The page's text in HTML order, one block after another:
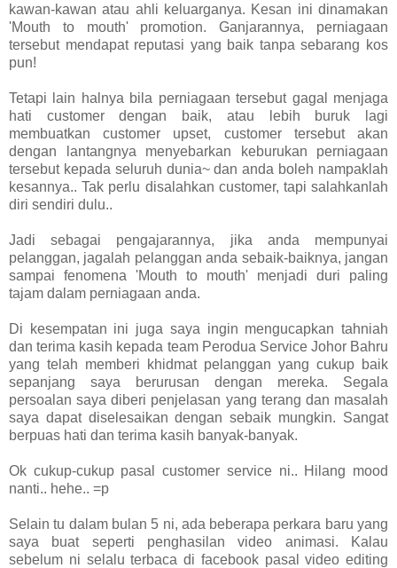
kawan-kawan atau ahli keluarganya. Kesan ini dinamakan
'Mouth to mouth' promotion. Ganjarannya, perniagaan
tersebut mendapat reputasi yang baik tanpa sebarang kos
pun!
Tetapi lain halnya bila perniagaan tersebut gagal menjaga
hati customer dengan baik, atau lebih buruk lagi
membuatkan customer upset, customer tersebut akan
dengan lantangnya menyebarkan keburukan perniagaan
tersebut kepada seluruh dunia~ dan anda boleh nampaklah
kesannya.. Tak perlu disalahkan customer, tapi salahkanlah
diri sendiri dulu..
Jadi sebagai pengajarannya, jika anda mempunyai
pelanggan, jagalah pelanggan anda sebaik-baiknya, jangan
sampai fenomena 'Mouth to mouth' menjadi duri paling
tajam dalam perniagaan anda.
Di kesempatan ini juga saya ingin mengucapkan tahniah
dan terima kasih kepada team Perodua Service Johor Bahru
yang telah memberi khidmat pelanggan yang cukup baik
sepanjang saya berurusan dengan mereka. Segala
persoalan saya diberi penjelasan yang terang dan masalah
saya dapat diselesaikan dengan sebaik mungkin. Sangat
berpuas hati dan terima kasih banyak-banyak.
Ok cukup-cukup pasal customer service ni.. Hilang mood
nanti.. hehe.. =p
Selain tu dalam bulan 5 ni, ada beberapa perkara baru yang
saya buat seperti penghasilan video animasi. Kalau
sebelum ni selalu terbaca di facebook pasal video editing